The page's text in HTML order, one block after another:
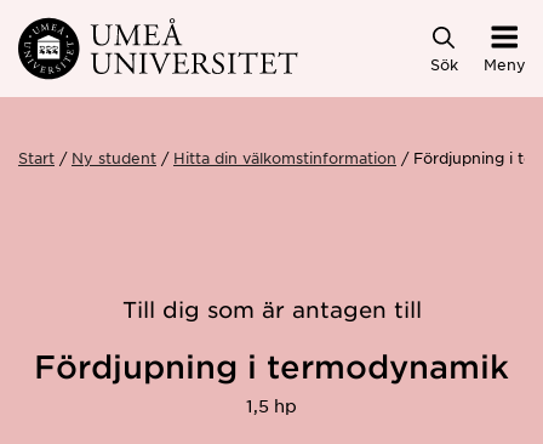
Hoppa direkt till innehållet
Sök Meny
Start Ny student Hitta din välkomstinformation Fördjupning i
Till dig som är antagen till
Fördjupning i termodynamik
1,5 hp